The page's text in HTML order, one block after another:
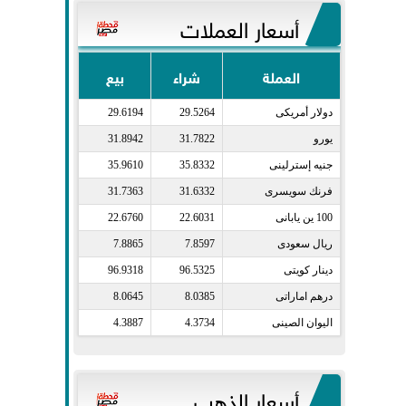
أسعار العملات
العملة شراء بيع
دولار أمريكى​ 29.5264
29.6194
يورو​ 31.7822
31.8942
جنيه إسترلينى​ 35.8332
35.9610
فرنك سويسرى​ 31.6332
31.7363
100 ين يابانى​ 22.6031
22.6760
ريال سعودى​ 7.8597
7.8865
دينار كويتى​ 96.5325
96.9318
درهم اماراتى​ 8.0385
8.0645
اليوان الصينى​ 4.3734
4.3887
أسعار الذهب